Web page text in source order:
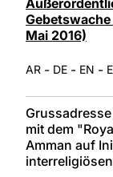
Mai 2016)
AR - DE - EN -
mit dem
Amman auf